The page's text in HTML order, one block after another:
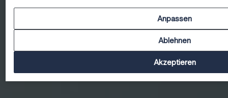
Anpassen
Ablehnen
Akzeptieren